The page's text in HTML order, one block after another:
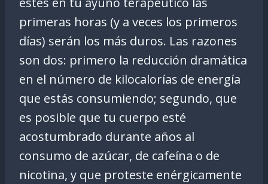
primeras horas (y a veces los primeros
días) serán los más duros. Las razones
son dos: primero la reducción dramática
en el número de kilocalorías de energía
que estás consumiendo; segundo, que
es posible que tu cuerpo esté
acostumbrado durante años al
consumo de azúcar, de cafeína o de
nicotina, y que proteste enérgicamente